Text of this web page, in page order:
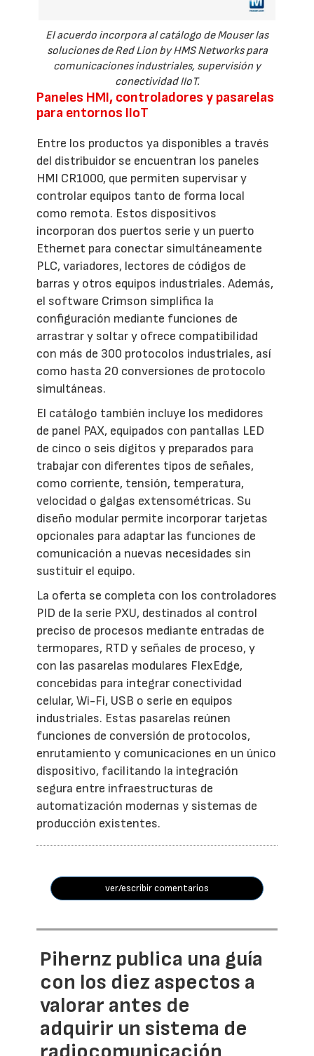
El acuerdo incorpora al catálogo de Mouser las
soluciones de Red Lion by HMS Networks para
comunicaciones industriales, supervisión y
conectividad IIoT.
Paneles HMI, controladores y pasarelas
para entornos IIoT
Entre los productos ya disponibles a través
del distribuidor se encuentran los paneles
HMI CR1000, que permiten supervisar y
controlar equipos tanto de forma local
como remota. Estos dispositivos
incorporan dos puertos serie y un puerto
Ethernet para conectar simultáneamente
PLC, variadores, lectores de códigos de
barras y otros equipos industriales. Además,
el software Crimson simplifica la
configuración mediante funciones de
arrastrar y soltar y ofrece compatibilidad
con más de 300 protocolos industriales, así
como hasta 20 conversiones de protocolo
simultáneas.
El catálogo también incluye los medidores
de panel PAX, equipados con pantallas LED
de cinco o seis dígitos y preparados para
trabajar con diferentes tipos de señales,
como corriente, tensión, temperatura,
velocidad o galgas extensométricas. Su
diseño modular permite incorporar tarjetas
opcionales para adaptar las funciones de
comunicación a nuevas necesidades sin
sustituir el equipo.
La oferta se completa con los controladores
PID de la serie PXU, destinados al control
preciso de procesos mediante entradas de
termopares, RTD y señales de proceso, y
con las pasarelas modulares FlexEdge,
concebidas para integrar conectividad
celular, Wi-Fi, USB o serie en equipos
industriales. Estas pasarelas reúnen
funciones de conversión de protocolos,
enrutamiento y comunicaciones en un único
dispositivo, facilitando la integración
segura entre infraestructuras de
automatización modernas y sistemas de
producción existentes.
ver/escribir comentarios
Pihernz publica una guía
con los diez aspectos a
valorar antes de
adquirir un sistema de